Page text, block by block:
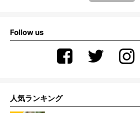
Follow us
人気ランキング